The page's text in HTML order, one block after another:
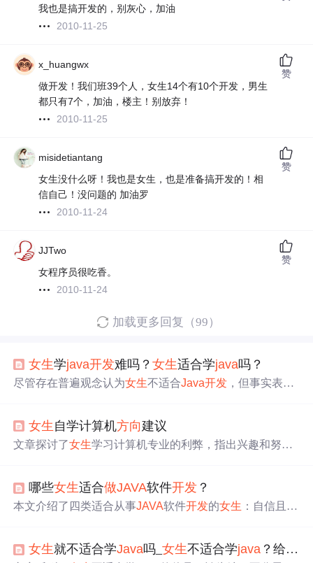
我也是搞开发的，别灰心，加油
2010-11-25
x_huangwx
做开发！我们班39个人，女生14个有10个开发，男生
都只有7个，加油，楼主！别放弃！
2010-11-25
赞
misidetiantang
女生没什么呀！我也是女生，也是准备搞开发的！相
信自己！没问题的 加油罗
2010-11-24
赞
JJTwo
女程序员很吃香。
2010-11-24
赞
加载更多回复（99）
女生学java开发难吗？女生适合学java吗？
尽管存在普遍观念认为女生不适合Java开发 ，但事实表
女生擅长的。随着IT行业对女性程序员需求的增长，
学习Java不仅能平衡性别比例，还可能因稀缺性而更具竞
女生 自学计算机方向建议
文章探讨了女生学习计算机专业的利弊，指出兴趣和努力
展机会。文中还分享了Java学习资源，鼓励
领域。
哪些女生适合做JAVA软件开发 ？
本文介绍了四类适合从事JAVA软件开发的女生 ：自信且寻
女生就不适合学Java吗_女生不适合学java ？给他看这篇文章，